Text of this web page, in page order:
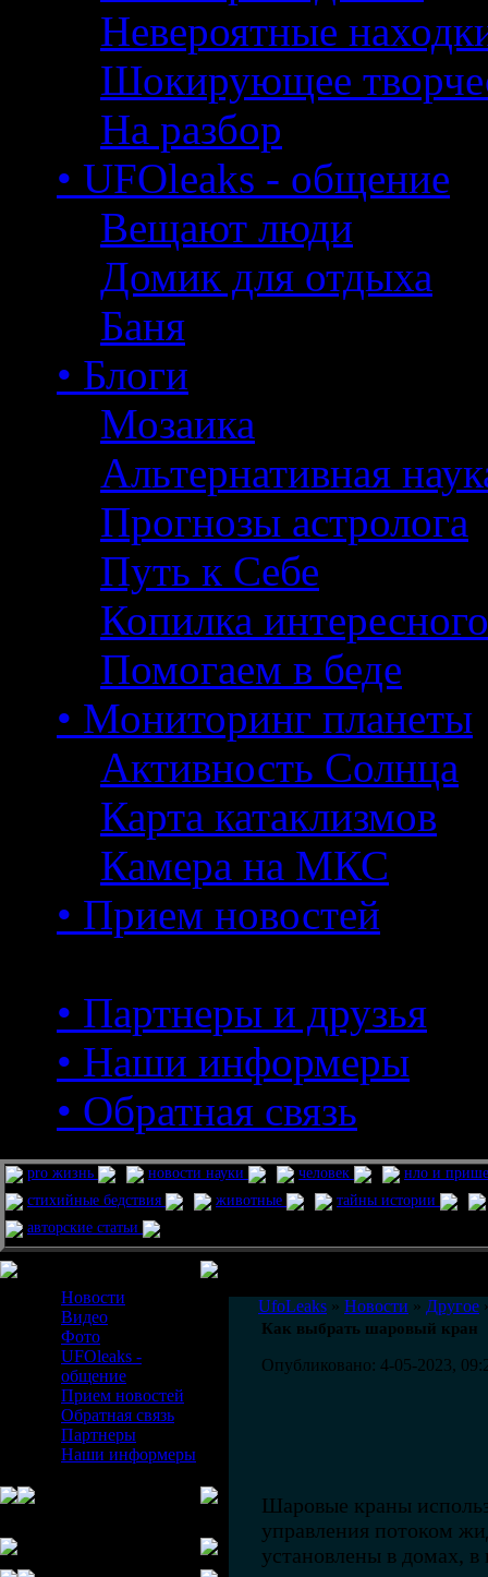
Невероятные
Шокирующее
На разбор
• UFOleaks - общение
Вещают люди
Домик для отдыха
Баня
• Блоги
Мозаика
Альтернативная
Прогнозы астролога
Путь к Себе
Копилка интересного
Помогаем в беде
• Мониторинг планеты
Активность Солнца
Карта катаклизмов
Камера на МКС
• Прием новостей
• Партнеры и друзья
• Наши информеры
• Обратная связь
pro жизнь новости науки человек
нло и
стихийные бедствия
животные
тайны истории
авторские статьи
Новости
Видео
Фото
UFOleaks -
общение
Прием новостей
Обратная связь
Партнеры
Наши информеры
UfoLeaks » Новости » Другое
Как выбрать шаровый кран
Опубликовано: 4-05-2023,
Шаровые краны
управления потоком
установлены в домах,